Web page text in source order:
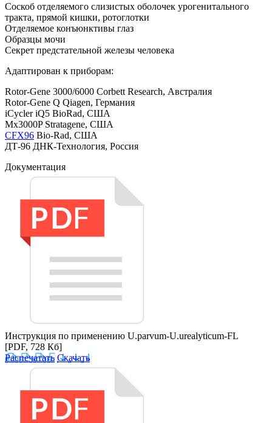
Соскоб отделяемого слизистых оболочек урогенитального
тракта, прямой кишки, ротоглотки
Отделяемое конъюнктивы глаз
Образцы мочи
Секрет предстательной железы человека
Адаптирован к приборам:
Rotor-Gene 3000/6000 Corbett Research, Австралия
Rotor-Gene Q Qiagen, Германия
iCycler iQ5 BioRad, США
Mx3000P Stratagene, США
CFX96 Bio-Rad, США
ДТ-96 ДНК-Технология, Россия
Документация
Инструкция по применению U.parvum-U.urealyticum-FL
[PDF, 728 Кб]
Распечатать Скачать